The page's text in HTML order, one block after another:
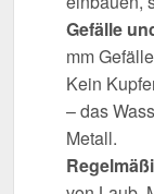
Gefälle
mm
Kein
– das
Metall.